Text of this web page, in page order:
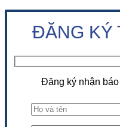
ĐĂNG KÝ
Đăng ký nhận